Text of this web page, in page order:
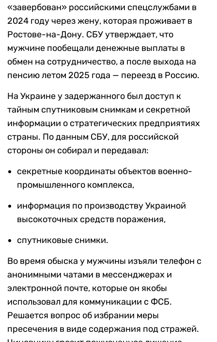
«завербован» российскими спецслужбами в
2024 году через жену, которая проживает в
Ростове-на-Дону. СБУ утверждает, что
мужчине пообещали денежные выплаты в
обмен на сотрудничество, а после выхода на
пенсию летом 2025 года — переезд в Россию.
На Украине у задержанного был доступ к
тайным спутниковым снимкам и секретной
информации о стратегических предприятиях
страны. По данным СБУ, для российской
стороны он собирал и передавал:
секретные координаты объектов военно-
промышленного комплекса,
информация по производству Украиной
высокоточных средств поражения,
спутниковые снимки.
Во время обыска у мужчины изъяли телефон с
анонимными чатами в мессенджерах и
электронной почте, которые он якобы
использовал для коммуникации с ФСБ.
Решается вопрос об избрании меры
пресечения в виде содержания под стражей.